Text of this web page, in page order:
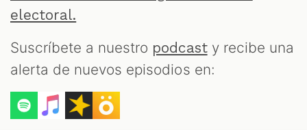
electoral.
Suscríbete a nuestro podcasty recibe una
alerta de nuevos episodios en: